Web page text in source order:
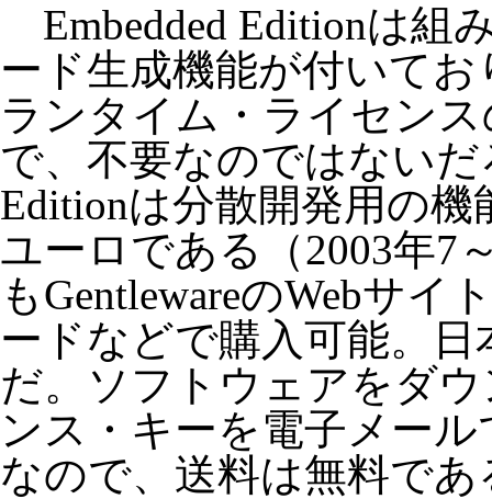
Embedded Editionは組
ード生成機能が付いて
ランタイム・ライセン
で、不要なのではないだ
Editionは分散開発用の
ユーロである（2003年7
もGentlewareのWebサイ
ードなどで購入可能。
だ。ソフトウェアをダ
ンス・キーを電子メー
なので、送料は無料であ